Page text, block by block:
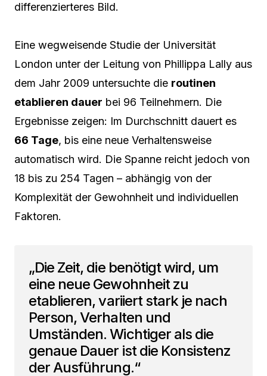
differenzierteres Bild.
Eine wegweisende Studie der Universität
London unter der Leitung von Phillippa Lally aus
dem Jahr 2009 untersuchte die routinen
etablieren dauer bei 96 Teilnehmern. Die
Ergebnisse zeigen: Im Durchschnitt dauert es
66 Tage, bis eine neue Verhaltensweise
automatisch wird. Die Spanne reicht jedoch von
18 bis zu 254 Tagen – abhängig von der
Komplexität der Gewohnheit und individuellen
Faktoren.
„Die Zeit, die benötigt wird, um
eine neue Gewohnheit zu
etablieren, variiert stark je nach
Person, Verhalten und
Umständen. Wichtiger als die
genaue Dauer ist die Konsistenz
der Ausführung.“